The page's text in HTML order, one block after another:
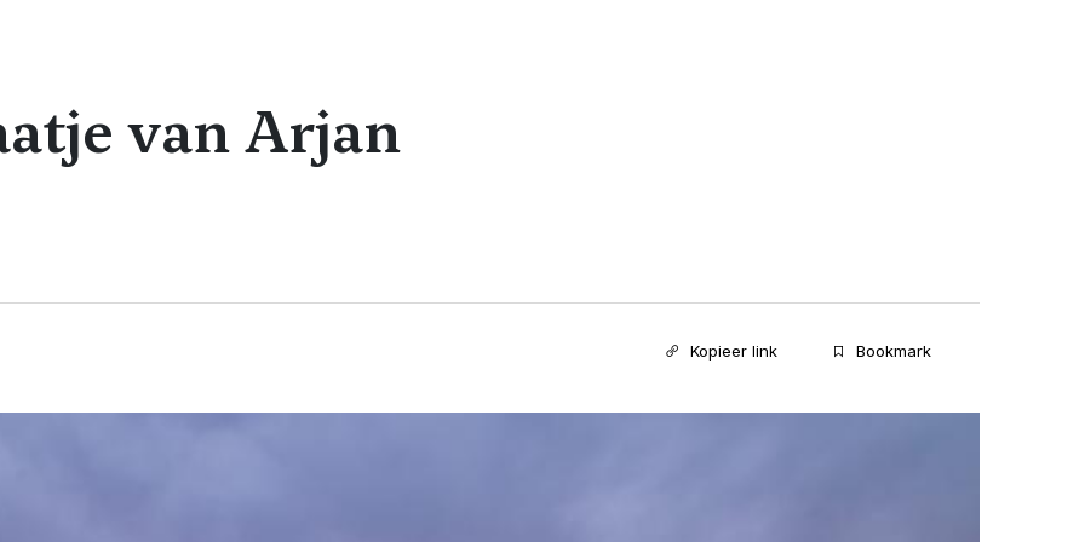
van Arjan
Kopieer link Bookmark